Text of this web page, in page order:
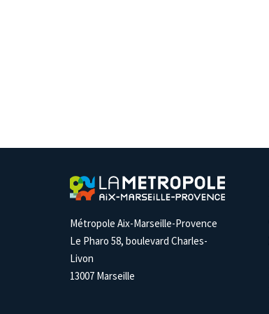
Métropole Aix-Marseille-Provence
Le Pharo 58, boulevard Charles-
Livon
13007 Marseille